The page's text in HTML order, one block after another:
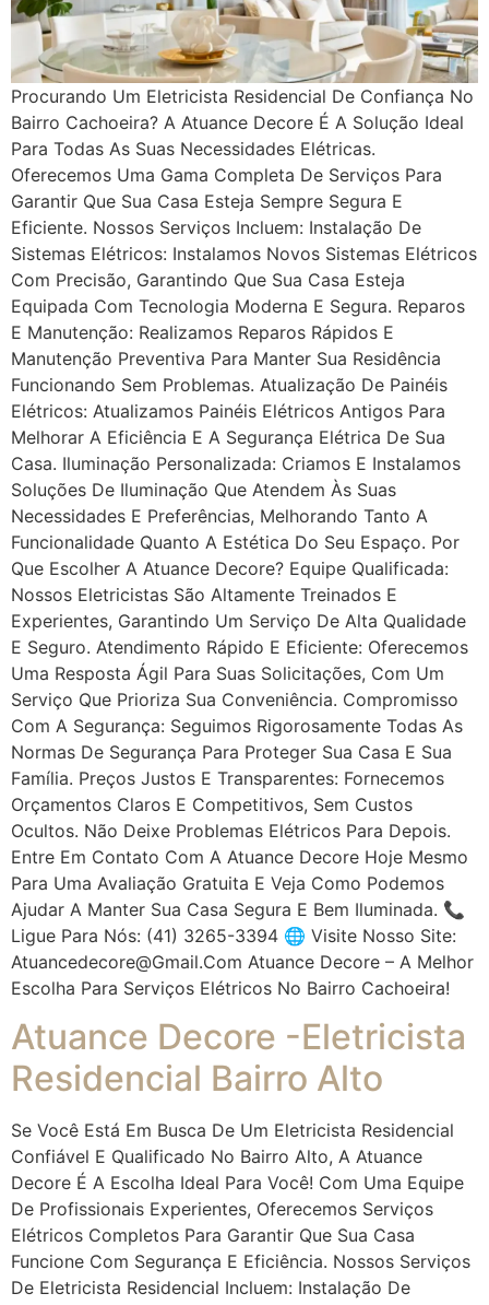
Procurando Um Eletricista Residencial De Confiança No
Bairro Cachoeira? A Atuance Decore É A Solução Ideal
Para Todas As Suas Necessidades Elétricas.
Oferecemos Uma Gama Completa De Serviços Para
Garantir Que Sua Casa Esteja Sempre Segura E
Eficiente. Nossos Serviços Incluem: Instalação De
Sistemas Elétricos: Instalamos Novos Sistemas Elétricos
Com Precisão, Garantindo Que Sua Casa Esteja
Equipada Com Tecnologia Moderna E Segura. Reparos
E Manutenção: Realizamos Reparos Rápidos E
Manutenção Preventiva Para Manter Sua Residência
Funcionando Sem Problemas. Atualização De Painéis
Elétricos: Atualizamos Painéis Elétricos Antigos Para
Melhorar A Eficiência E A Segurança Elétrica De Sua
Casa. Iluminação Personalizada: Criamos E Instalamos
Soluções De Iluminação Que Atendem Às Suas
Necessidades E Preferências, Melhorando Tanto A
Funcionalidade Quanto A Estética Do Seu Espaço. Por
Que Escolher A Atuance Decore? Equipe Qualificada:
Nossos Eletricistas São Altamente Treinados E
Experientes, Garantindo Um Serviço De Alta Qualidade
E Seguro. Atendimento Rápido E Eficiente: Oferecemos
Uma Resposta Ágil Para Suas Solicitações, Com Um
Serviço Que Prioriza Sua Conveniência. Compromisso
Com A Segurança: Seguimos Rigorosamente Todas As
Normas De Segurança Para Proteger Sua Casa E Sua
Família. Preços Justos E Transparentes: Fornecemos
Orçamentos Claros E Competitivos, Sem Custos
Ocultos. Não Deixe Problemas Elétricos Para Depois.
Entre Em Contato Com A Atuance Decore Hoje Mesmo
Para Uma Avaliação Gratuita E Veja Como Podemos
Ajudar A Manter Sua Casa Segura E Bem Iluminada. 📞
Ligue Para Nós: (41) 3265-3394 🌐 Visite Nosso Site:
Atuancedecore@gmail.com Atuance Decore – A Melhor
Escolha Para Serviços Elétricos No Bairro Cachoeira!
Atuance Decore -Eletricista
Residencial Bairro Alto
Se Você Está Em Busca De Um Eletricista Residencial
Confiável E Qualificado No Bairro Alto, A Atuance
Decore É A Escolha Ideal Para Você! Com Uma Equipe
De Profissionais Experientes, Oferecemos Serviços
Elétricos Completos Para Garantir Que Sua Casa
Funcione Com Segurança E Eficiência. Nossos Serviços
De Eletricista Residencial Incluem: Instalação De